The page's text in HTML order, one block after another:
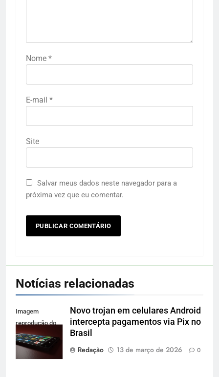
Nome *
E-mail *
Site
Salvar meus dados neste navegador para a
próxima vez que eu comentar.
Notícias relacionadas
Imagem
reprodução do
site Pexels
Novo trojan em celulares Android
intercepta pagamentos via Pix no
Brasil
Redação
13 de março de 2026 0